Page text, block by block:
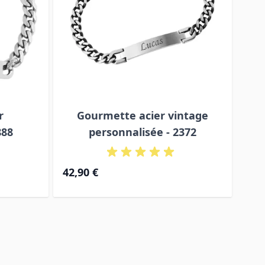
Gourmette acier vintage
personnalisée - 2372
42,90 €